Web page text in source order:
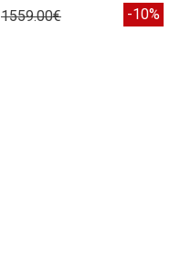
1559.00€ -10%